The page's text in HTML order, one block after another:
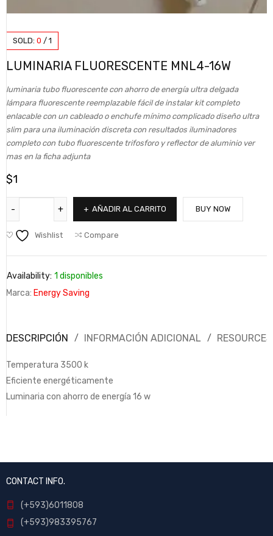
SOLD: 0 / 1
LUMINARIA FLUORESCENTE MNL4-16W
luminaria tubo fluorescente con ahorro de energía ultra delgada
lámpara fluorescente reemplazable fácil de instalar kit completo
enlacable con un cableado o enchufe mínimo complicado diseño ultra
slim para una iluminación discreta con resultados iluminadores
completo con tubo fluorescente trifosforo y reflector de aluminio ver
mas en la ficha adjunta
$1
AÑADIR AL CARRITO BUY NOW
Wishlist Compare
Availability: 1 disponibles
Marca: Energy Saving
DESCRIPCIÓN INFORMACIÓN ADICIONAL RESOURCES
Temperatura 3500 k
Eficiente energéticamente
Luminaria con ahorro de energía 16 w
CONTACT INFO.
(+593)6011808
(+593)983395767